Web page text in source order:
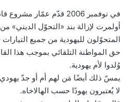
في نوفمبر 2006 قدّم عمّار
أولمرت لإزالة بند «التحوّل الديني»
المتحوّلون لليهودية من جميع
حق المواطنة التلقائي بموجب هذا
وُلدوا لأم يهودية.
يمسّ ذلك أيضًا مَن لهم أم أو جدّ
لا يُعتبرون يهودًا حسب الهالاخاه.